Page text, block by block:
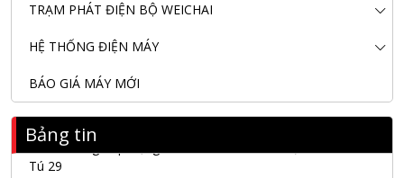
TRẠM PHÁT ĐIỆN BỘ WEICHAI
HỆ THỐNG ĐIỆN MÁY
BÁO GIÁ MÁY MỚI
Bảng tin
Nanibi Cung Cấp Động Cơ Weichai Cho Tàu Vận Tải Minh
Tú 29